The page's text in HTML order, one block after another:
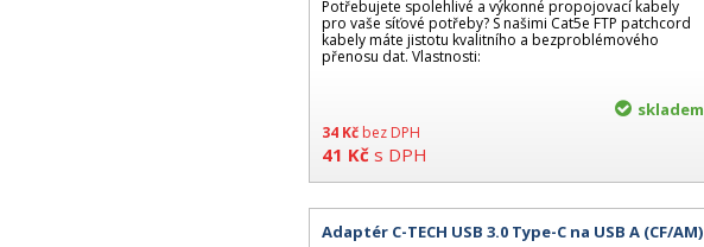
Potřebujete spolehlivé a výkonné propojovací kabely
pro vaše síťové potřeby? S našimi Cat5e FTP patchcord
kabely máte jistotu kvalitního a bezproblémového
přenosu dat. Vlastnosti:
34 Kč bez DPH
41 Kč s DPH
skladem
Adaptér C-TECH USB 3.0 Type-C na USB A (CF/AM)